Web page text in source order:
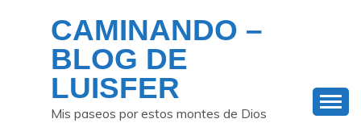
contenido
CAMINANDO –
BLOG DE
LUISFER
Mis paseos por estos montes de Dios